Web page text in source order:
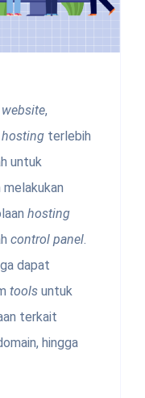
website,
hosting terlebih
untuk
hosting
control panel.
dapat
tools untuk
terkait
hingga